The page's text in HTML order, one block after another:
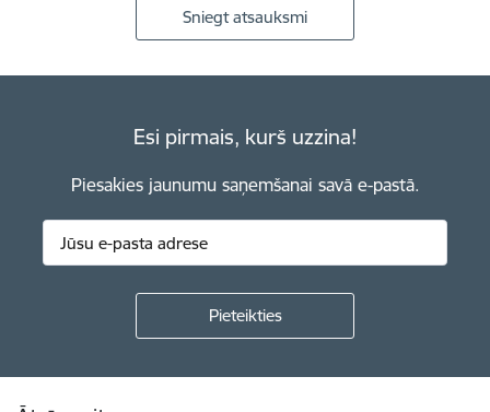
Sniegt atsauksmi
Esi pirmais, kurš uzzina!
Piesakies jaunumu saņemšanai savā e-pastā.